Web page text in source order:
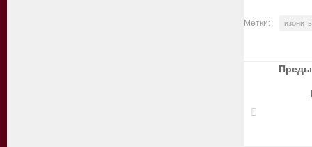
Метки: изонить